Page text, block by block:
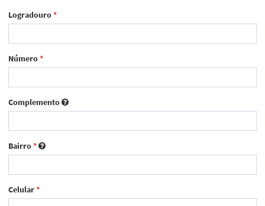
Logradouro*
Número*
Complemento
Bairro*
Celular*